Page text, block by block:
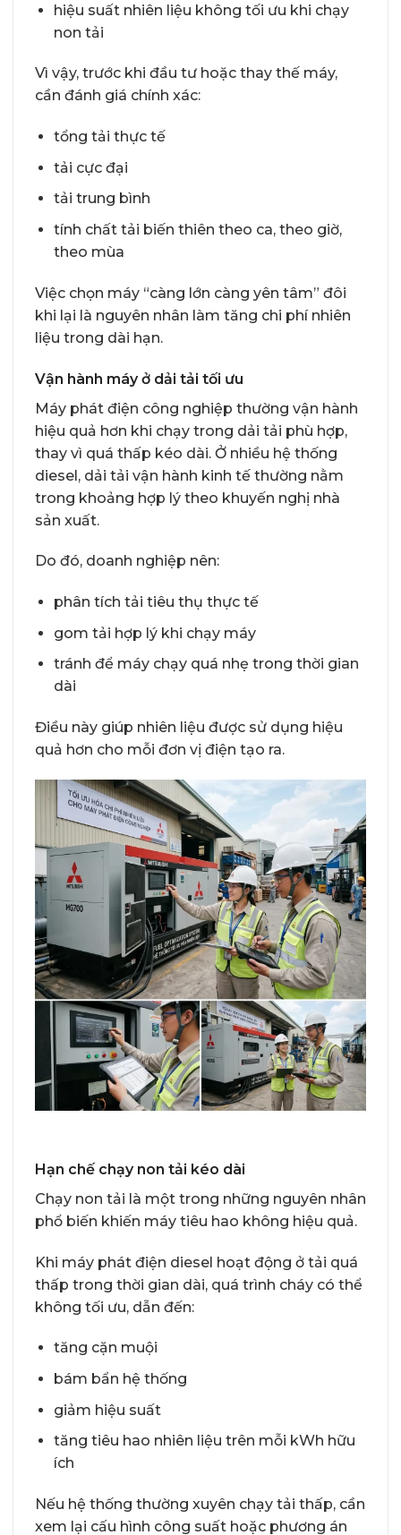
hiệu suất nhiên liệu không tối ưu khi chạy
non tải
Vì vậy, trước khi đầu tư hoặc thay thế máy,
cần đánh giá chính xác:
tổng tải thực tế
tải cực đại
tải trung bình
tính chất tải biến thiên theo ca, theo giờ,
theo mùa
Việc chọn máy “càng lớn càng yên tâm” đôi
khi lại là nguyên nhân làm tăng chi phí nhiên
liệu trong dài hạn.
Vận hành máy ở dải tải tối ưu
Máy phát điện công nghiệp thường vận hành
hiệu quả hơn khi chạy trong dải tải phù hợp,
thay vì quá thấp kéo dài. Ở nhiều hệ thống
diesel, dải tải vận hành kinh tế thường nằm
trong khoảng hợp lý theo khuyến nghị nhà
sản xuất.
Do đó, doanh nghiệp nên:
phân tích tải tiêu thụ thực tế
gom tải hợp lý khi chạy máy
tránh để máy chạy quá nhẹ trong thời gian
dài
Điều này giúp nhiên liệu được sử dụng hiệu
quả hơn cho mỗi đơn vị điện tạo ra.
Hạn chế chạy non tải kéo dài
Chạy non tải là một trong những nguyên nhân
phổ biến khiến máy tiêu hao không hiệu quả.
Khi máy phát điện diesel hoạt động ở tải quá
thấp trong thời gian dài, quá trình cháy có thể
không tối ưu, dẫn đến:
tăng cặn muội
bám bẩn hệ thống
giảm hiệu suất
tăng tiêu hao nhiên liệu trên mỗi kWh hữu
ích
Nếu hệ thống thường xuyên chạy tải thấp, cần
xem lại cấu hình công suất hoặc phương án